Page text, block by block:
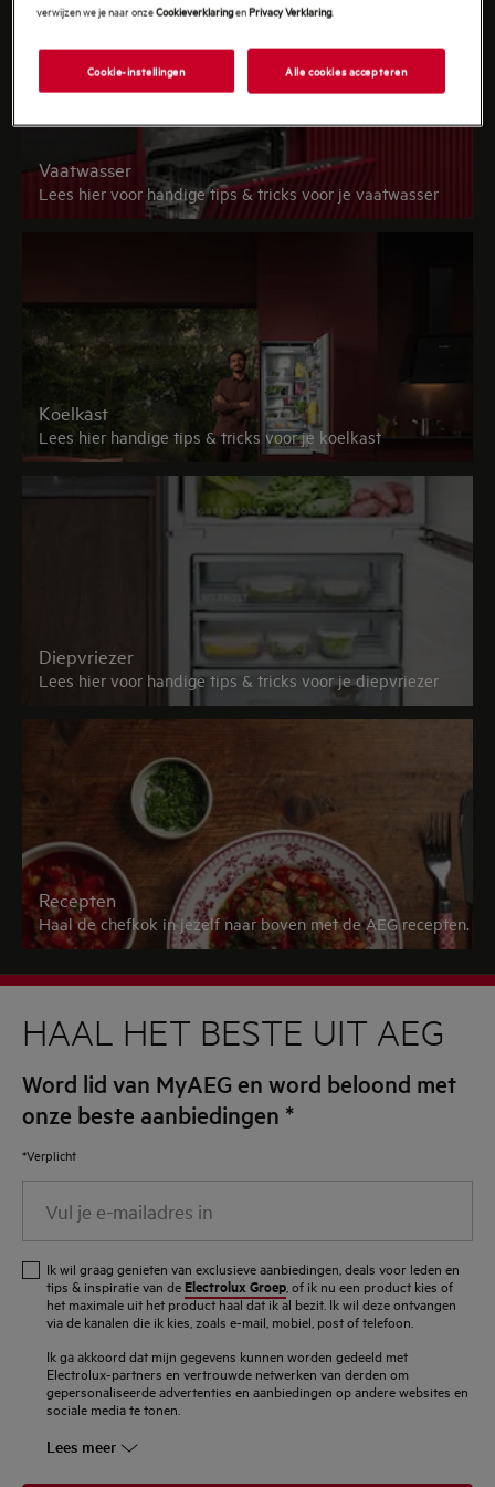
Vaatwasser
Lees hier voor handige tips & tricks voor je vaatwasser
Koelkast
Lees hier handige tips & tricks voor je koelkast
Diepvriezer
Lees hier voor handige tips & tricks voor je diepvriezer
Recepten
Haal de chefkok in jezelf naar boven met de AEG recepten.
HAAL HET BESTE UIT AEG
Word lid van MyAEG en word beloond met
onze beste aanbiedingen *
*Verplicht
mailadres
Ik wil graag genieten van exclusieve aanbiedingen, deals voor leden en
tips & inspiratie van de Electrolux Groep , of ik nu een product kies of
het maximale uit het product haal dat ik al bezit. Ik wil deze ontvangen
via de kanalen die ik kies, zoals e-mail, mobiel, post of telefoon.
Ik ga akkoord dat mijn gegevens kunnen worden gedeeld met
Electrolux-partners en vertrouwde netwerken van derden om
gepersonaliseerde advertenties en aanbiedingen op andere websites en
sociale media te tonen.
Lees meer
verwijzen we je naar onzeCookieverklaringenPrivacy Verklaring.
Cookie-instellingen Alle cookies accepteren